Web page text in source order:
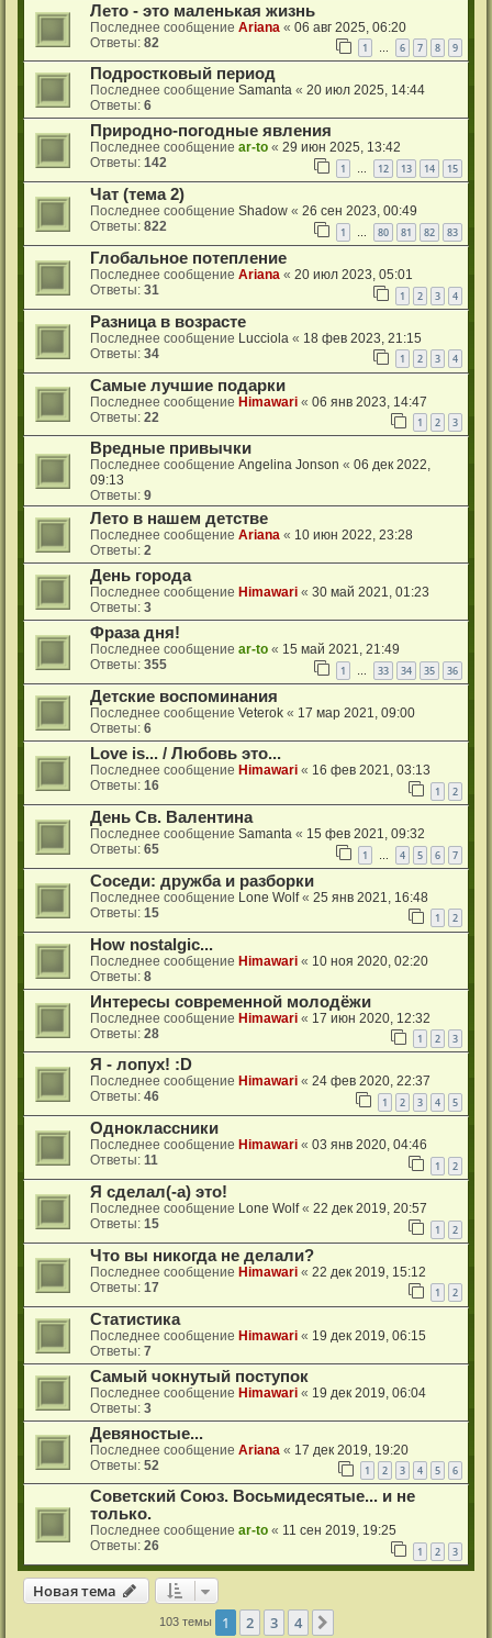
Лето - это маленькая жизнь
Последнее сообщение Ariana « 06 авг 2025, 06:20
Ответы: 82 1 … 6 7 8 9
Подростковый период
Последнее сообщение Samanta « 20 июл 2025, 14:44
Ответы: 6
Природно-погодные явления
Последнее сообщение ar-to « 29 июн 2025, 13:42
Ответы: 142 1 … 12 13 14 15
Чат (тема 2)
Последнее сообщение Shadow « 26 сен 2023, 00:49
Ответы: 822 1 … 80 81 82 83
Глобальное потепление
Последнее сообщение Ariana « 20 июл 2023, 05:01
Ответы: 31 1 2 3 4
Разница в возрасте
Последнее сообщение Lucciola « 18 фев 2023, 21:15
Ответы: 34 1 2 3 4
Самые лучшие подарки
Последнее сообщение Himawari « 06 янв 2023, 14:47
Ответы: 22 1 2 3
Вредные привычки
Последнее сообщение Angelina Jonson « 06 дек 2022,
09:13
Ответы: 9
Лето в нашем детстве
Последнее сообщение Ariana « 10 июн 2022, 23:28
Ответы: 2
День города
Последнее сообщение Himawari « 30 май 2021, 01:23
Ответы: 3
Фраза дня!
Последнее сообщение ar-to « 15 май 2021, 21:49
Ответы: 355 1 … 33 34 35 36
Детские воспоминания
Последнее сообщение Veterok « 17 мар 2021, 09:00
Ответы: 6
Love is... / Любовь это...
Последнее сообщение Himawari « 16 фев 2021, 03:13
Ответы: 16 1 2
День Св. Валентина
Последнее сообщение Samanta « 15 фев 2021, 09:32
Ответы: 65 1 4 5 6 7
Соседи: дружба и разборки
Последнее сообщение Lone Wolf« 25 янв 2021, 16:48
Ответы: 15 1 2
How nostalgic...
Последнее сообщение Himawari « 10 ноя 2020, 02:20
Ответы: 8
Интересы современной молодёжи
Последнее сообщение Himawari « 17 июн 2020, 12:32
Ответы: 28 1 2 3
Я - лопух! :D
Последнее сообщение Himawari « 24 фев 2020, 22:37
Ответы: 46 1 2 3 4 5
Одноклассники
Последнее сообщение Himawari « 03 янв 2020, 04:46
Ответы: 11 1 2
Я сделал(-а) это!
Последнее сообщение Lone Wolf« 22 дек 2019, 20:57
Ответы: 15 1 2
Что вы никогда не делали?
Последнее сообщение Himawari « 22 дек 2019, 15:12
Ответы: 17 1 2
Статистика
Последнее сообщение Himawari « 19 дек 2019, 06:15
Ответы: 7
Самый чокнутый поступок
Последнее сообщение Himawari « 19 дек 2019, 06:04
Ответы: 3
Девяностые...
Последнее сообщение Ariana « 17 дек 2019, 19:20
Ответы: 52 1 2 3 4 5 6
Советский Союз. Восьмидесятые... и не
только.
Последнее сообщение ar-to « 11 сен 2019, 19:25
Ответы: 26 1 2 3
Новая тема
103 темы 1 2 3 4